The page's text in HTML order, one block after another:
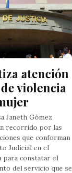
atención
violencia
Janeth Gómez
recorrido por las
que conforman
Judicial en el
para constatar el
del servicio que se